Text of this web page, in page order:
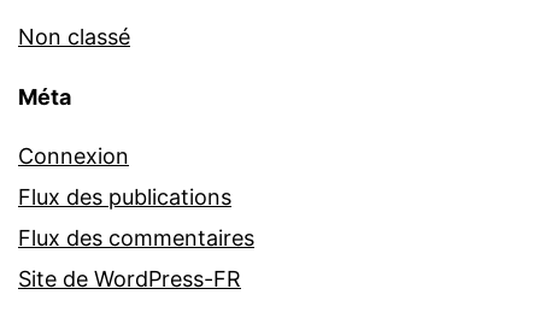
Non classé
Méta
Connexion
Flux des publications
Flux des commentaires
Site de WordPress-FR